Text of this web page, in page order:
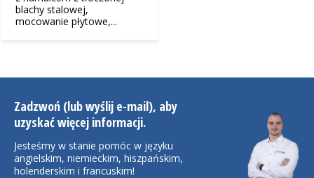
blachy stalowej,
mocowanie płytowe,...
Zadzwoń (lub wyślij e-mail), aby
uzyskać więcej informacji.
Jesteśmy w stanie pomóc w języku
angielskim, niemieckim, hiszpańskim,
holenderskim i francuskim!